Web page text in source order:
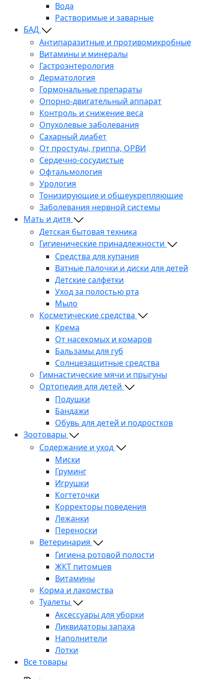
Вода
Растворимые и заварные
БАД
Антипаразитные и противомикробные
Витамины и минералы
Гастроэнтерология
Дерматология
Гормональные препараты
Опорно-двигательный аппарат
Контроль и снижение веса
Опухолевые заболевания
Сахарный диабет
От простуды, гриппа, ОРВИ
Сердечно-сосудистые
Офтальмология
Урология
Тонизирующие и общеукрепляющие
Заболевания нервной системы
Мать и дитя
Детская бытовая техника
Гигиенические принадлежности
Средства для купания
Ватные палочки и диски для детей
Детские салфетки
Уход за полостью рта
Мыло
Косметические средства
Крема
От насекомых и комаров
Бальзамы для губ
Солнцезащитные средства
Гимнастические мячи и прыгуны
Ортопедия для детей
Подушки
Бандажи
Обувь для детей и подростков
Зоотовары
Содержание и уход
Миски
Груминг
Игрушки
Когтеточки
Корректоры поведения
Лежанки
Переноски
Ветеринария
Гигиена ротовой полости
ЖКТ питомцев
Витамины
Корма и лакомства
Туалеты
Аксессуары для уборки
Ликвидаторы запаха
Наполнители
Лотки
Все товары